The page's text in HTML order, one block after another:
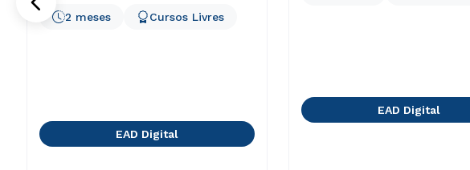
2 meses Cursos Livres
EAD Digital
EAD Digital